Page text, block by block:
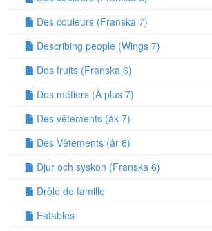
Des couleurs (Franska 7)
Describing people (Wings 7)
Des fruits (Franska 6)
Des métiers (À plus 7)
Des vêtements (åk 7)
Des Vêtements (år 6)
Djur och syskon (Franska 6)
Drôle de famille
Eatables